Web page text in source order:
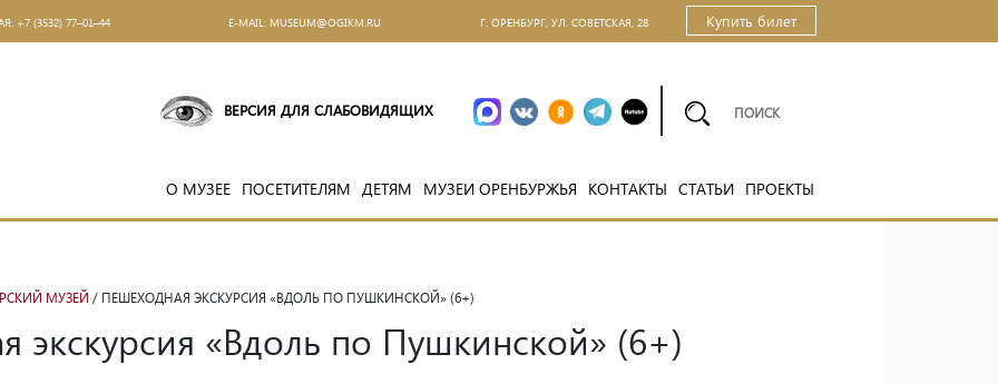
+7 (3532) 77–01–44 Е-MAIL: MUSEUM@OGIKM.RU Г. ОРЕНБУРГ, УЛ. СОВЕТСКАЯ, 28 Купить билет
ВЕРСИЯ ДЛЯ СЛАБОВИДЯЩИХ
О МУЗЕЕ ПОСЕТИТЕЛЯМ ДЕТЯМ МУЗЕИ ОРЕНБУРЖЬЯ КОНТАКТЫ СТАТЬИ ПРОЕКТЫ
МУЗЕЙ / ПЕШЕХОДНАЯ ЭКСКУРСИЯ «ВДОЛЬ ПО ПУШКИНСКОЙ» (6+)
экскурсия «Вдоль по Пушкинской» (6+)